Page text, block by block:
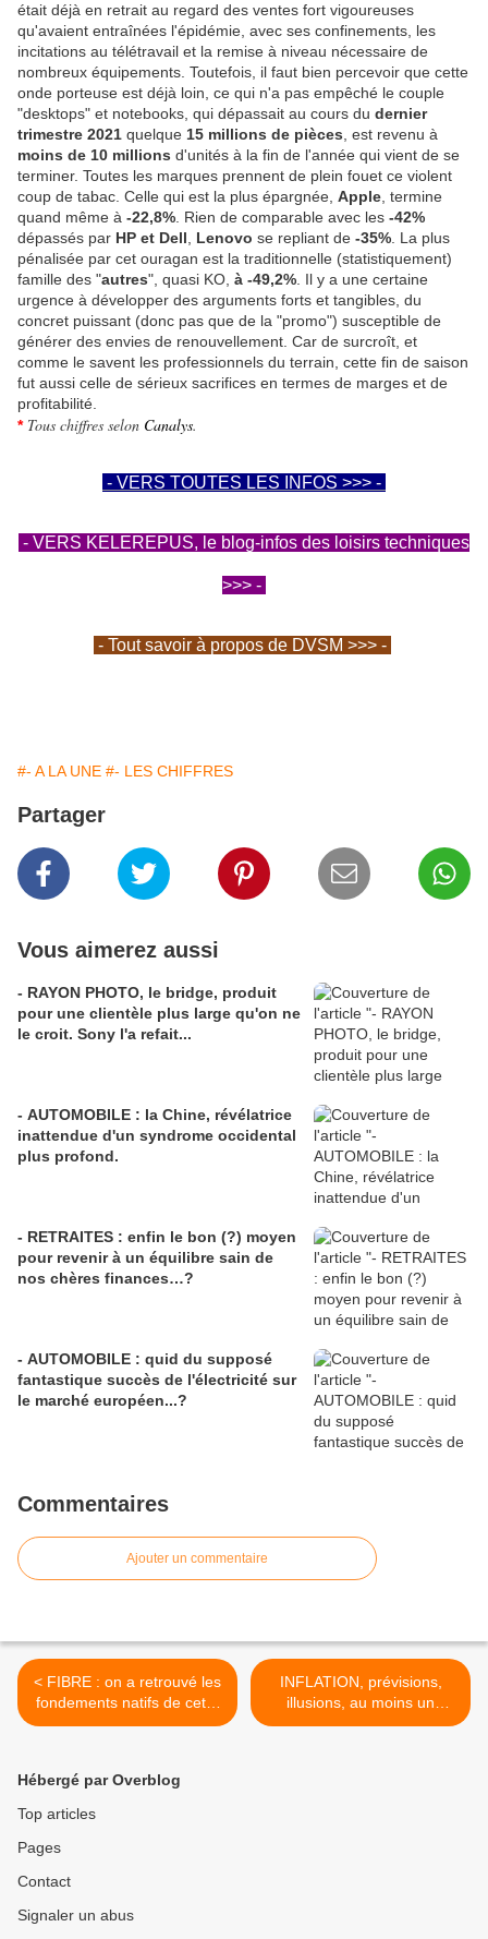
était déjà en retrait au regard des ventes fort vigoureuses
qu'avaient entraînées l'épidémie, avec ses confinements, les
incitations au télétravail et la remise à niveau nécessaire de
nombreux équipements. Toutefois, il faut bien percevoir que cette
onde porteuse est déjà loin, ce qui n'a pas empêché le couple
"desktops" et notebooks, qui dépassait au cours du dernier
trimestre 2021 quelque 15 millions de pièces , est revenu à
moins de 10 millions d'unités à la fin de l'année qui vient de se
terminer. Toutes les marques prennent de plein fouet ce violent
coup de tabac. Celle qui est la plus épargnée, Apple , termine
quand même à -22,8% . Rien de comparable avec les -42%
dépassés par HP et Dell Lenovo se repliant de -35% . La plus
pénalisée par cet ouragan est la traditionnelle (statistiquement)
famille des "autres", quasi KO, à -49,2% . Il y a une certaine
urgence à développer des arguments forts et tangibles, du
concret puissant (donc pas que de la "promo") susceptible de
générer des envies de renouvellement. Car de surcroît, et
comme le savent les professionnels du terrain, cette fin de saison
fut aussi celle de sérieux sacrifices en termes de marges et de
profitabilité.
* Tous chiffres selon Canalys.
- VERS TOUTES LES INFOS >>> -
- VERS KELEREPUS, le blog-infos des loisirs techniques
>>> -
- Tout savoir à propos de DVSM >>> -
#- A LA UNE #- LES CHIFFRES
Partager
Vous aimerez aussi
- RAYON PHOTO, le bridge, produit
pour une clientèle plus large qu'on ne
le croit. Sony l'a refait...
- AUTOMOBILE : la Chine, révélatrice
inattendue d'un syndrome occidental
plus profond.
- RETRAITES : enfin le bon (?) moyen
pour revenir à un équilibre sain de
nos chères finances…?
- AUTOMOBILE : quid du supposé
fantastique succès de l'électricité sur
le marché européen...?
Commentaires
Ajouter un commentaire
< FIBRE : on a retrouvé les
fondements natifs de cette
technique de transmission
INFLATION, prévisions,
illusions, au moins un
Ministre de chez nous en
Hébergé par Overblog
Top articles
Pages
Contact
Signaler un abus